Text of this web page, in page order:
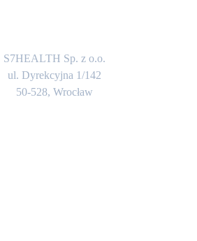
S7HEALTH Sp. z o.o.
ul. Dyrekcyjna 1/142
50-528, Wrocław